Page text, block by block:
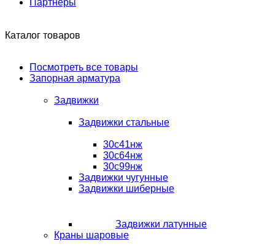
Партнеры
Каталог товаров
Посмотреть все товары
Запорная арматура
Задвижки
Задвижки стальные
30с41нж
30с64нж
30с99нж
Задвижки чугунные
Задвижки шиберные
Задвижки латунные
Краны шаровые